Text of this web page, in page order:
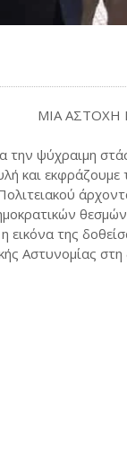
ΜΙΑ
την ψύχραιμη
και εκφράζουμε
εικόνα της
Αστυνομίας στη